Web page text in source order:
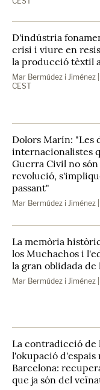
D'indústria
crisi i viure en
la producció tèxtil
Mar Bermúdez i Jiménez
CEST
Dolors Marín: "Les
internacionalistes
Guerra Civil no
revolució,
passant"
Mar Bermúdez i Jiménez
La memòria
los Muchachos i
la gran oblidada
Mar Bermúdez i Jiménez
La contradicció de
l'okupació d'espais
Barcelona:
que ja són del